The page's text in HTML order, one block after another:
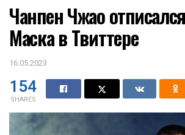
Чанпен Чжао
Маска в Твиттере
16.05.2023
154
SHARES